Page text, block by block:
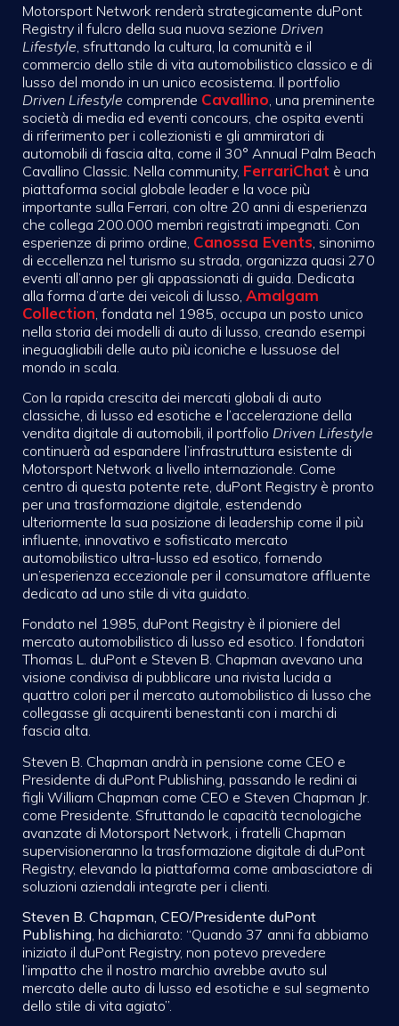
Motorsport Network renderà strategicamente duPont
Registry il fulcro della sua nuova sezione Driven
Lifestyle , sfruttando la cultura, la comunità e il
commercio dello stile di vita automobilistico classico e di
lusso del mondo in un unico ecosistema. Il portfolio
Driven Lifestyle comprende Cavallino , una preminente
società di media ed eventi concours, che ospita eventi
di riferimento per i collezionisti e gli ammiratori di
automobili di fascia alta, come il 30° Annual Palm Beach
Cavallino Classic. Nella community, FerrariChat è una
piattaforma social globale leader e la voce più
importante sulla Ferrari, con oltre 20 anni di esperienza
che collega 200.000 membri registrati impegnati. Con
esperienze di primo ordine, Canossa Events , sinonimo
di eccellenza nel turismo su strada, organizza quasi 270
eventi all’anno per gli appassionati di guida. Dedicata
alla forma d’arte dei veicoli di lusso, Amalgam
Collection , fondata nel 1985, occupa un posto unico
nella storia dei modelli di auto di lusso, creando esempi
ineguagliabili delle auto più iconiche e lussuose del
mondo in scala.
Con la rapida crescita dei mercati globali di auto
classiche, di lusso ed esotiche e l’accelerazione della
vendita digitale di automobili, il portfolio Driven Lifestyle
continuerà ad espandere l’infrastruttura esistente di
Motorsport Network a livello internazionale. Come
centro di questa potente rete, duPont Registry è pronto
per una trasformazione digitale, estendendo
ulteriormente la sua posizione di leadership come il più
influente, innovativo e sofisticato mercato
automobilistico ultra-lusso ed esotico, fornendo
un’esperienza eccezionale per il consumatore affluente
dedicato ad uno stile di vita guidato.
Fondato nel 1985, duPont Registry è il pioniere del
mercato automobilistico di lusso ed esotico. I fondatori
Thomas L. duPont e Steven B. Chapman avevano una
visione condivisa di pubblicare una rivista lucida a
quattro colori per il mercato automobilistico di lusso che
collegasse gli acquirenti benestanti con i marchi di
fascia alta.
Steven B. Chapman andrà in pensione come CEO e
Presidente di duPont Publishing, passando le redini ai
figli William Chapman come CEO e Steven Chapman Jr.
come Presidente. Sfruttando le capacità tecnologiche
avanzate di Motorsport Network, i fratelli Chapman
supervisioneranno la trasformazione digitale di duPont
Registry, elevando la piattaforma come ambasciatore di
soluzioni aziendali integrate per i clienti.
Steven B. Chapman, CEO/Presidente duPont
Publishing, ha dichiarato: “Quando 37 anni fa abbiamo
iniziato il duPont Registry, non potevo prevedere
l’impatto che il nostro marchio avrebbe avuto sul
mercato delle auto di lusso ed esotiche e sul segmento
dello stile di vita agiato”.